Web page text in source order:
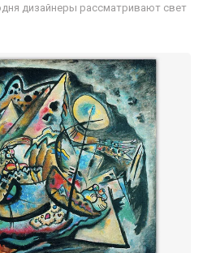
дизайнеры рассматривают свет